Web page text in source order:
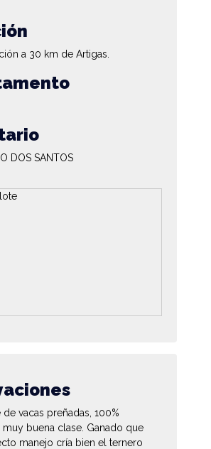
a 30 km de Artigas.
DOS SANTOS
vacas preñadas, 100%
muy buena clase. Ganado que
manejo cría bien el ternero